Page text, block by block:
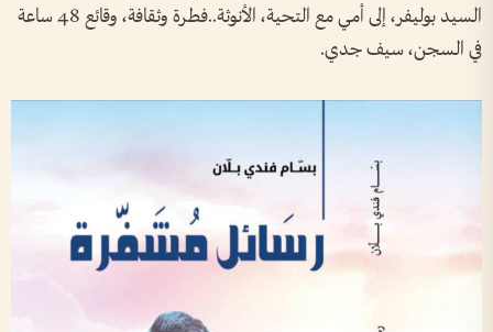
السيد بوليفر، إلى أمي مع التحية، الأنوثة..فطرة وثقافة، وقائع 48 ساعة
في السجن، سيف جدي.